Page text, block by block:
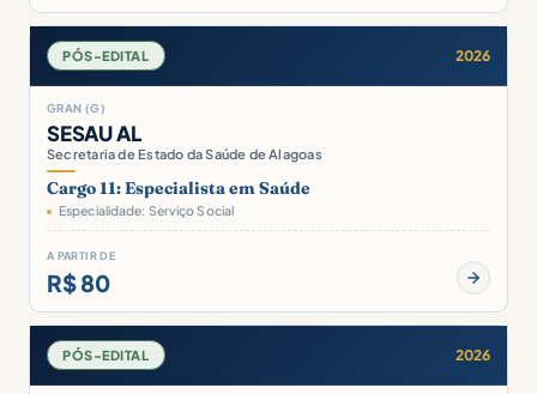
PÓS-EDITAL 2026
GRAN (G)
SESAU AL
Secretaria de Estado da Saúde de Alagoas
Cargo 11: Especialista em Saúde
Especialidade: Serviço Social
A PARTIR DE
R$ 80
PÓS-EDITAL 2026